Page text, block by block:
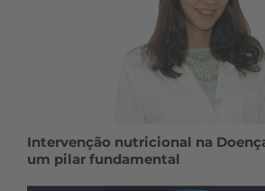
Intervenção nutricional na
um pilar fundamental